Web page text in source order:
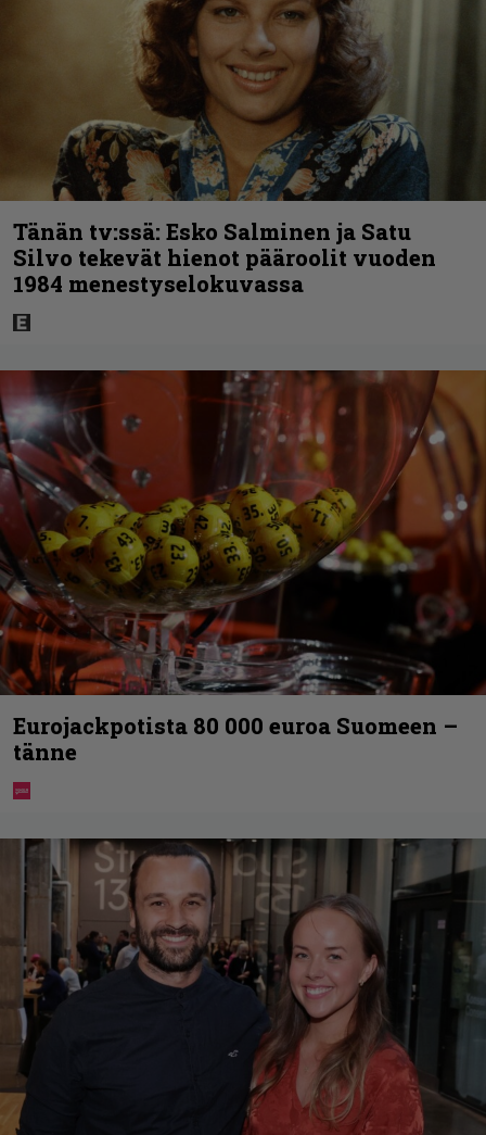
Tänän tv:ssä: Esko Salminen ja Satu
Silvo tekevät hienot pääroolit vuoden
1984 menestyselokuvassa
Eurojackpotista 80 000 euroa Suomeen –
tänne